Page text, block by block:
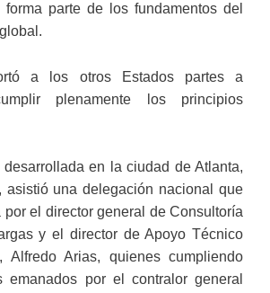
parte de los fundamentos del
a los otros Estados partes a
plenamente los principios
en la ciudad de Atlanta,
asistió una delegación nacional que
por el director general de Consultoría
y el director de Apoyo Técnico
Alfredo Arias, quienes cumpliendo
emanados por el contralor general